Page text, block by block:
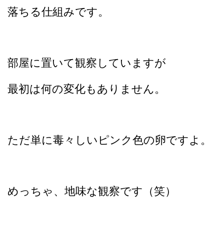
落ちる仕組みです。
部屋に置いて観察していますが
最初は何の変化もありません。
ただ単に毒々しいピンク色の卵ですよ。
めっちゃ、地味な観察です（笑）